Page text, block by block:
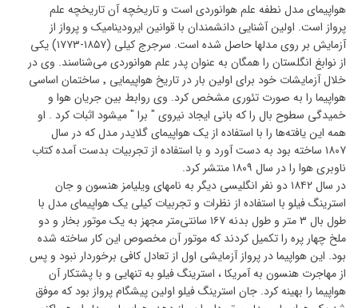
هواپیمای مدل نطفه علم هوانوردی است و تاریخچه آن تاریخچه علم
پرواز است. اولین آشنایی دانشمندان با قوانین ایرودینامیک و پرواز از
آزمایش بر روی مدلها حاصل شده است. سرجرج کیلی (۱۸۵۷-۱۷۷۳) یکی
از نوابغ انگلستان را همگان به عنوان پدر علم هوانوردی می‌شناسند. وی در
خلال آزمایشات خود برای اولین بار در تاریخ هواپیمایی ٬ ساختمان اساسی
هواپیما را به صورت تئوری مشخص کرد. وی روابط بین جریان هوا و
خمیدگی سطوح بال را که بانی ایجاد نیروی " برا " میشود اثبات کرد . او
همه این یافته‌ها را با استفاده از یک هواپیمای گلایدر مدل که در سال
۱۸۰۷ ساخته بود به دست آورد و با استفاده از تجربیات بدست آمده کتاب
ناوبری هوا را در سال ۱۸۰۹ منتشر کرد.
در سال ۱۸۴۲ دو نفر انگلیسی دیگر به نامهای ویلیامز هنسون و جان
استرینگ فیلو با استفاده از نظرات و تجربیات کیلی یک هواپیمای مدل با
طول بال ۳ متر و طول بدنه ۱۶۷ سانتی‌متر مجهز به یک موتور بخار و دو
ملخ چهار پره را تکمیل کردند که موتور آن مخصوص این کار ساخته شده
بود. این هواپیما در پرواز آزمایشی اول از تعادل کافی برخوردار نبود و پس
از مهاجرت هنسون به آمریکا ، استرینگ فیلو به تنهایی و با پشتکار آن
هواپیما را بهینه کرد. جان استرینگ فیلو اولین پیشگام پرواز بود که موفق